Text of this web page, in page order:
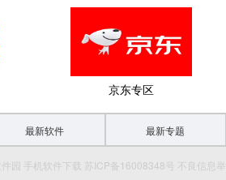
京东专区
最新软件 最新专题
园 手机软件下载 苏ICP备16008348号 不良信息举